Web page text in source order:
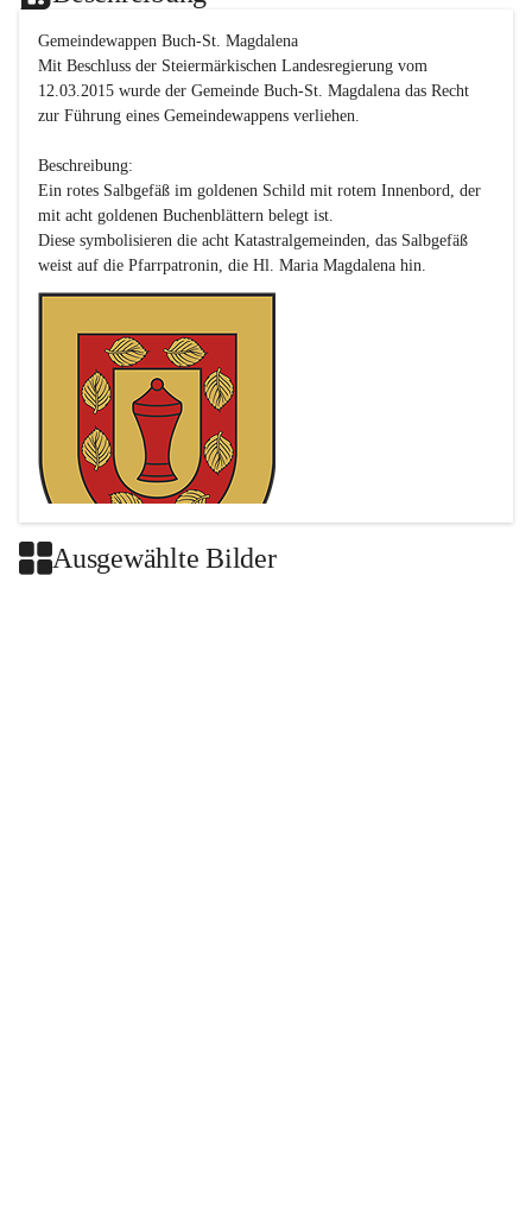
Gemeindewappen Buch-St. Magdalena
Mit Beschluss der Steiermärkischen Landesregierung vom
12.03.2015 wurde der Gemeinde Buch-St. Magdalena das Recht
zur Führung eines Gemeindewappens verliehen.
Beschreibung:
Ein rotes Salbgefäß im goldenen Schild mit rotem Innenbord, der
mit acht goldenen Buchenblättern belegt ist.
Diese symbolisieren die acht Katastralgemeinden, das Salbgefäß
Ausgewählte Bilder